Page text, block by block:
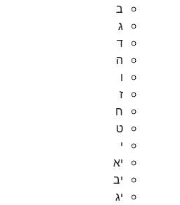
ב
ג
ד
ה
ו
ז
ח
ט
י
יא
יב
יג